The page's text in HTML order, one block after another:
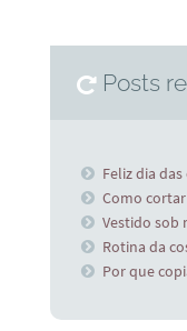
Posts
Feliz dia das
Como
Vestido sob
Rotina da
Por que